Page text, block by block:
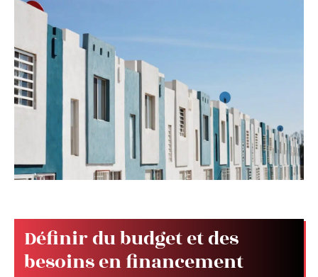
Définir du budget et des
besoins en financement